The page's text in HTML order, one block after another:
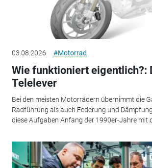
03.08.2026 #Motorrad
Wie funktioniert eigentlich?:
Telelever
Bei den meisten Motorrädern übernimmt die
Radführung als auch Federung und
diese Aufgaben Anfang der 1990er-Jahre mit